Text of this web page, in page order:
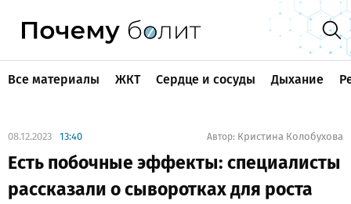
Все материалы ЖКТ Сердце и сосуды Дыхание
08.12.2023 13:40 Автор: Кристина Колобухова
Есть побочные эффекты: специалисты
рассказали о сыворотках для роста